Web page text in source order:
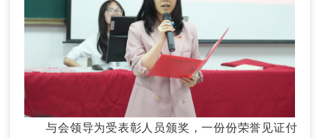
与会领导为受表彰人员颁奖，一份份荣誉见证付